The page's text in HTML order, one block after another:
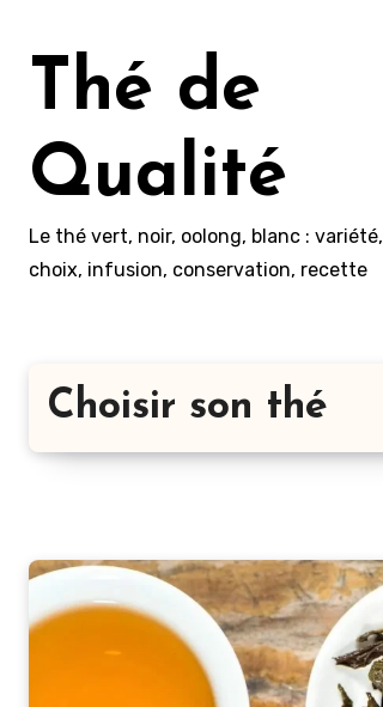
principalThé de
Qualité
Le thé vert, noir, oolong, blanc : variété,
choix, infusion, conservation, recette
Choisir son thé